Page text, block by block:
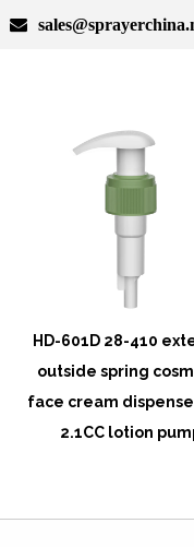
HD-601D 28-410
outside spring
face cream
2.1CC lotion